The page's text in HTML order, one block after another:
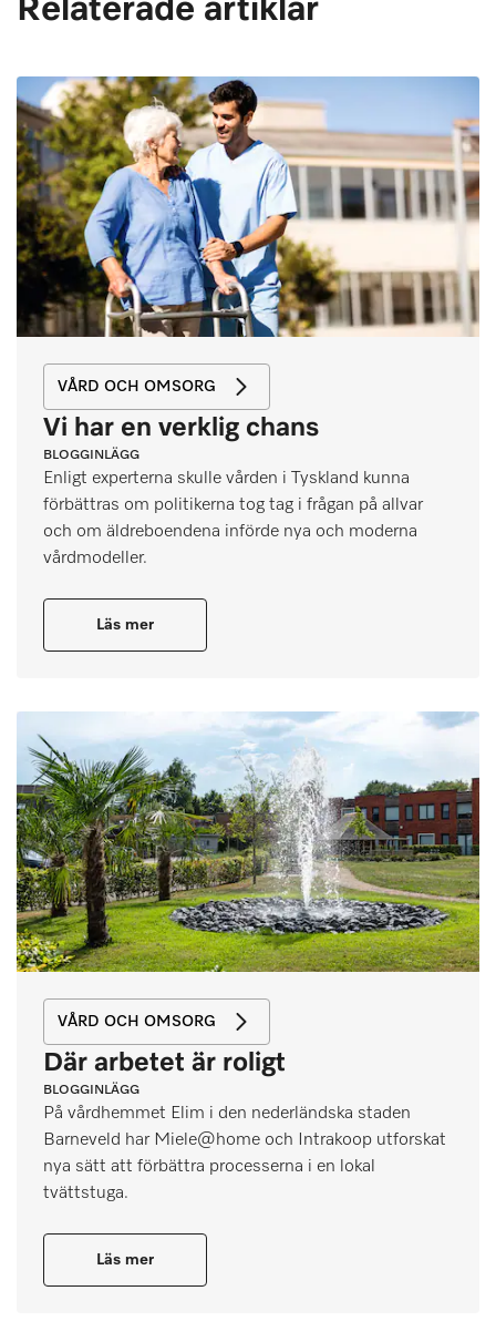
Relaterade artiklar
VÅRD OCH OMSORG
Vi har en verklig chans
BLOGGINLÄGG
Enligt experterna skulle vården i Tyskland kunna
förbättras om politikerna tog tag i frågan på allvar
och om äldreboendena införde nya och moderna
vårdmodeller.
Läs mer
VÅRD OCH OMSORG
Där arbetet är roligt
BLOGGINLÄGG
På vårdhemmet Elim i den nederländska staden
Barneveld har Miele@home och Intrakoop utforskat
nya sätt att förbättra processerna i en lokal
tvättstuga.
Läs mer